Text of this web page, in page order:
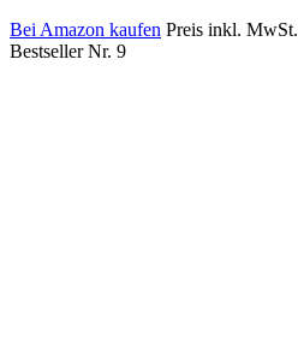
Bei Amazon kaufen Preis inkl.
Bestseller Nr. 9